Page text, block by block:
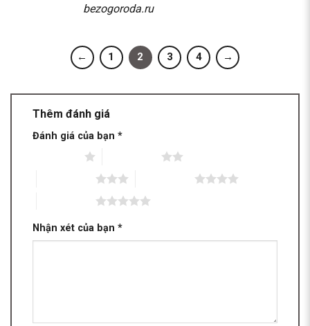
bezogoroda.ru
← 1 2 3 4 →
Thêm đánh giá
Đánh giá của bạn *
Nhận xét của bạn *